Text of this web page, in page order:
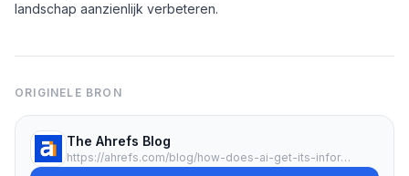
landschap aanzienlijk verbeteren.
ORIGINELE BRON
The Ahrefs Blog
https://ahrefs.com/blog/how-does-ai-get-its-information/